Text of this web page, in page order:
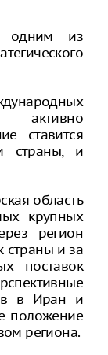
одним из
активно
ставится
страны, и
область
крупных
регион
страны и за
поставок
в Иран и
положение
региона.